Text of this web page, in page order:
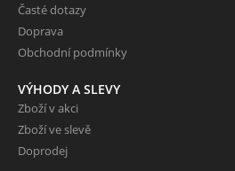
Časté dotazy
Doprava
Obchodní podmínky
VÝHODY A SLEVY
Zboží v akci
Zboží ve slevě
Doprodej